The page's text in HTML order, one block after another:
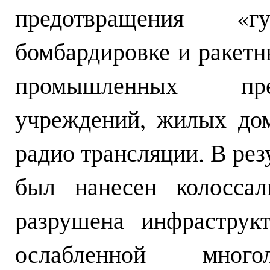
предотвращения
бомбардировке и
промышленных
учреждений, жилых
радио трансляции. В
был нанесен
разрушена
ослабленной